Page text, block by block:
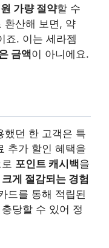
가량 절약할 수
환산해 보면, 약
죠. 이는 세라젬
금액이 아니에요.
했던 한 고객은 특
추가 할인 혜택을
포인트 캐시백을
크게 절감되는 경험
드를 통해 적립된
당할 수 있어 정